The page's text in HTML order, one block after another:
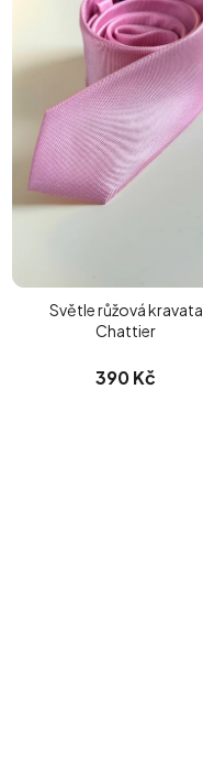
Světle růžová kravata
Chattier
390 Kč